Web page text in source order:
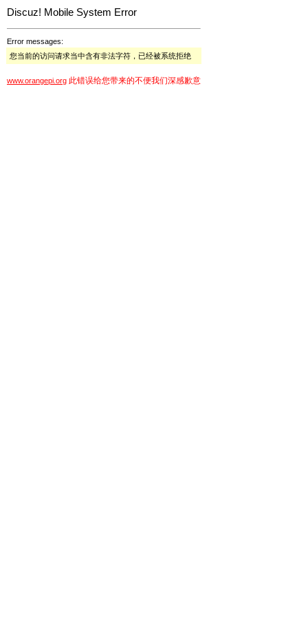
Discuz! Mobile System Error
Error messages:
您当前的访问请求当中含有非法字符，已经被系统拒绝
www.orangepi.org 此错误给您带来的不便我们深感歉意